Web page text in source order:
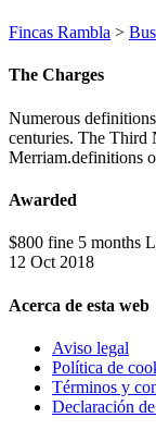
Fincas Rambla >
The Charges
Numerous
centuries. The Third
Merriam.definitions
Awarded
$800 fine 5 months
12 Oct 2018
Acerca de esta web
Aviso legal
Política de
Términos y
Declaración